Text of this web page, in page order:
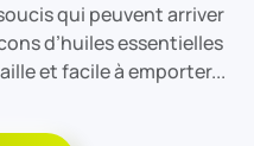
qui peuvent arriver
d’huiles essentielles
et facile à emporter...